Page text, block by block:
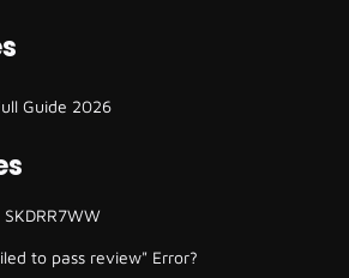
Guide 2026
to pass review" Error?